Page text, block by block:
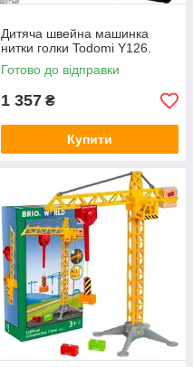
Дитяча швейна машинка
нитки голки Todomi Y126.
Готово до відправки
1 357 ₴
Купити